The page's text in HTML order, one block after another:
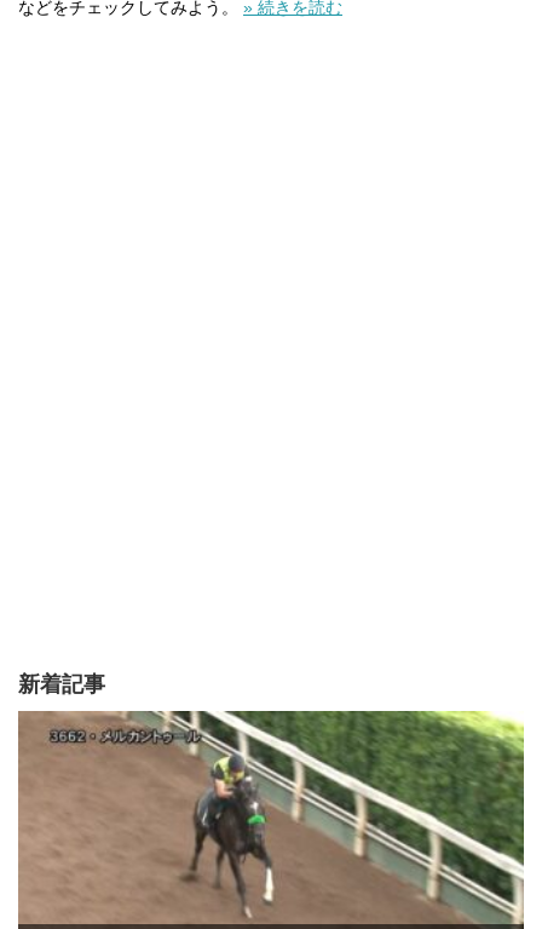
などをチェックしてみよう。 » 続きを読む
新着記事